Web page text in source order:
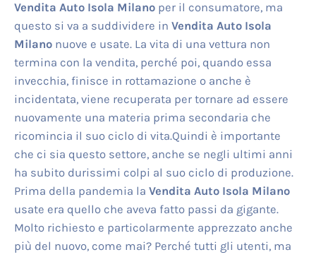
Vendita Auto Isola Milanoper il consumatore, ma
questo si va a suddividere in Vendita Auto Isola
Milanonuove e usate. La vita di una vettura non
termina con la vendita, perché poi, quando essa
invecchia, finisce in rottamazione o anche è
incidentata, viene recuperata per tornare ad essere
nuovamente una materia prima secondaria che
ricomincia il suo ciclo di vita.Quindi è importante
che ci sia questo settore, anche se negli ultimi anni
ha subito durissimi colpi al suo ciclo di produzione.
Prima della pandemia la Vendita Auto Isola Milano
usate era quello che aveva fatto passi da gigante.
Molto richiesto e particolarmente apprezzato anche
più del nuovo, come mai? Perché tutti gli utenti, ma